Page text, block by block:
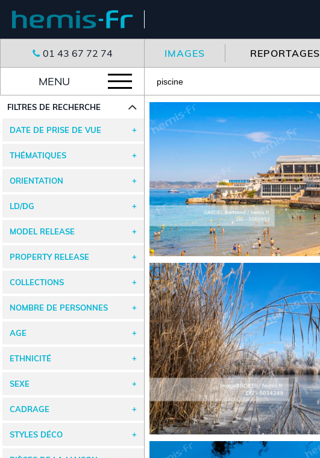
01 43 67 72 74
MENU
FILTRES DE RECHERCHE
DATE DE PRISE DE VUE
THÉMATIQUES
ORIENTATION
LD/DG
MODEL RELEASE
PROPERTY RELEASE
COLLECTIONS
NOMBRE DE PERSONNES
AGE
ETHNICITÉ
SEXE
CADRAGE
STYLES DÉCO
IMAGES REPORTAGES